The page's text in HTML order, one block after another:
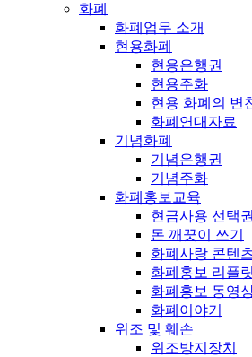
화폐
화폐업무 소개
현용화폐
현용은행권
현용주화
현용 화폐의 변
화폐연대자료
기념화폐
기념은행권
기념주화
화폐홍보교육
현금사용 선택권
돈 깨끗이 쓰기
화폐사랑 콘텐
화폐홍보 리플
화폐홍보 동영
화폐이야기
위조 및 훼손
위조방지장치